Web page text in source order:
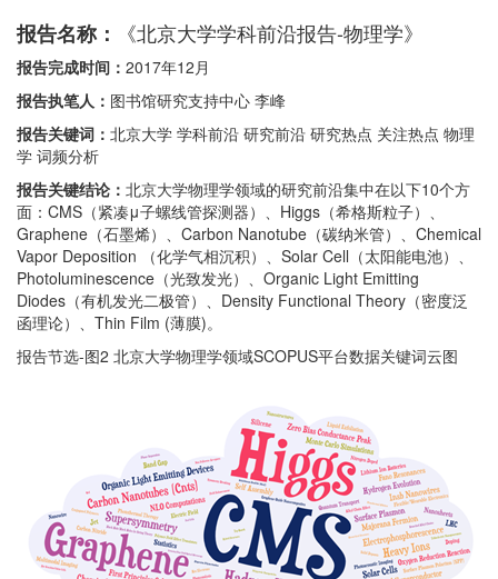
报告名称： 《北京大学学科前沿报告-物理学》
报告完成时间： 2017年12月
报告执笔人： 图书馆研究支持中心 李峰
报告关键词： 北京大学 学科前沿 研究前沿 研究热点 关注热点 物理
学 词频分析
报告关键结论： 北京大学物理学领域的研究前沿集中在以下10个方
面：CMS（紧凑μ子螺线管探测器）、Higgs（希格斯粒子）、
Graphene（石墨烯）、Carbon Nanotube（碳纳米管）、Chemical
Vapor Deposition （化学气相沉积）、Solar Cell（太阳能电池）、
Photoluminescence（光致发光）、Organic Light Emitting
Diodes（有机发光二极管）、Density Functional Theory（密度泛
函理论）、Thin Film (薄膜)。
报告节选-图2 北京大学物理学领域SCOPUS平台数据关键词云图